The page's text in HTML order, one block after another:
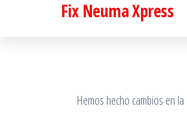
Fix Neuma Xpress
Hemos hecho cambios en